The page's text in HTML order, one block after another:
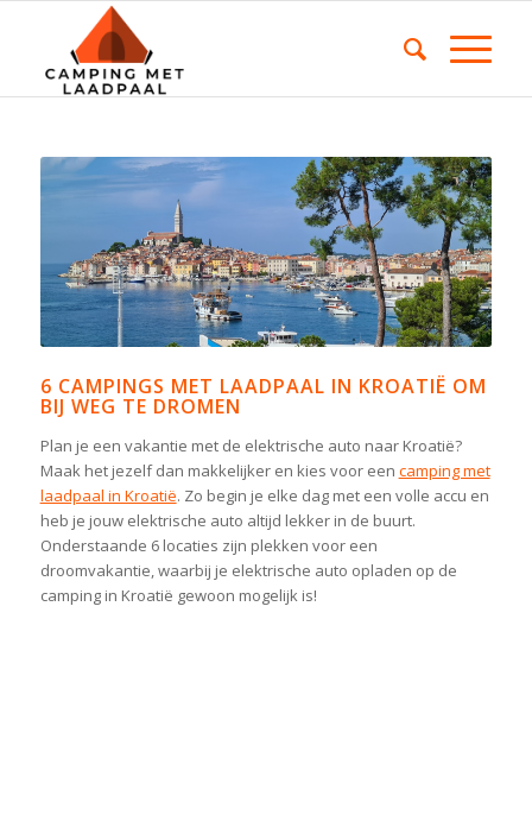
6 CAMPINGS MET LAADPAAL IN KROATIË OM
BIJ WEG TE DROMEN
Plan je een vakantie met de elektrische auto naar Kroatië?
Maak het jezelf dan makkelijker en kies voor een camping met
laadpaal in Kroatië. Zo begin je elke dag met een volle accu en
heb je jouw elektrische auto altijd lekker in de buurt.
Onderstaande 6 locaties zijn plekken voor een
droomvakantie, waarbij je elektrische auto opladen op de
camping in Kroatië gewoon mogelijk is!